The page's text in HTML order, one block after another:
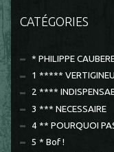
CATÉGORIES
* PHILIPPE
1 *****
2 ****
3 *** NECESSAIRE
4 ** POURQUOI
5 * Bof !